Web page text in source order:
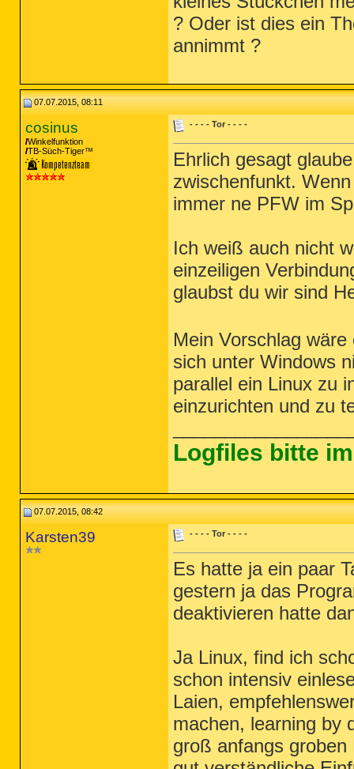
? Oder ist dies ein
annimmt ?
07.07.2015, 08:11
cosinus
Winkelfunktion
TB-Süch-Tiger™
- - - - Tor - - - -
Ehrlich gesagt
zwischenfunkt.
immer ne PFW im
Ich weiß auch nicht
einzeiligen
glaubst du wir sind
Mein Vorschlag
sich unter Windows
parallel ein Linux zu
einzurichten und zu
Logfiles bitte
07.07.2015, 08:42
Karsten39 - - - - Tor - - - -
Es hatte ja ein paar
gestern ja das
deaktivieren hatte
Ja Linux, find ich
schon intensiv
Laien,
machen, learning by
groß anfangs